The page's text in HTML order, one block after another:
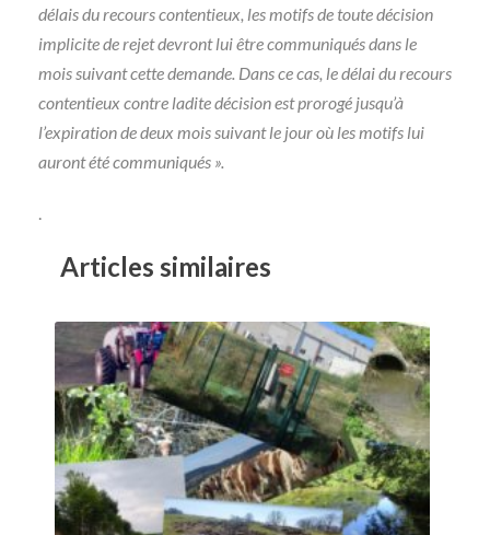
délais du recours contentieux, les motifs de toute décision
implicite de rejet devront lui être communiqués dans le
mois suivant cette demande. Dans ce cas, le délai du recours
contentieux contre ladite décision est prorogé jusqu’à
l’expiration de deux mois suivant le jour où les motifs lui
auront été communiqués ».
.
Articles similaires